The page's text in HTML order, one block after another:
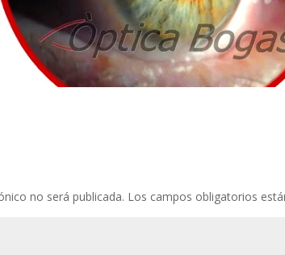
no será publicada. Los campos obligatorios